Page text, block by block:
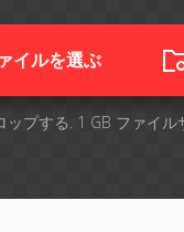
イルを選ぶ
ップする. 1 GB ファイ